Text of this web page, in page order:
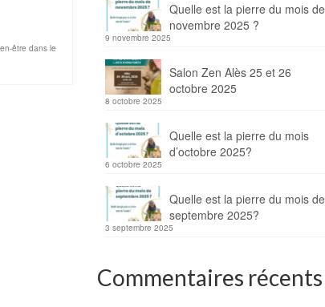
être dans le
Quelle est la pierre du mois de
novembre 2025 ?
9 novembre 2025
Salon Zen Alès 25 et 26
octobre 2025
8 octobre 2025
Quelle est la pierre du mois
d’octobre 2025?
6 octobre 2025
Quelle est la pierre du mois de
septembre 2025?
3 septembre 2025
Commentaires récents